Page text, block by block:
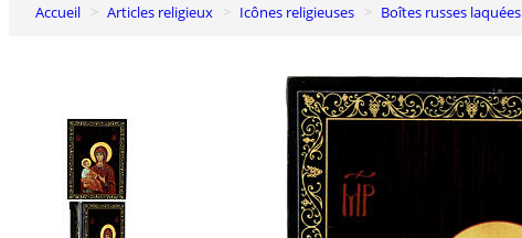
Accueil Articles religieux Icônes religieuses Boîtes russes laquées